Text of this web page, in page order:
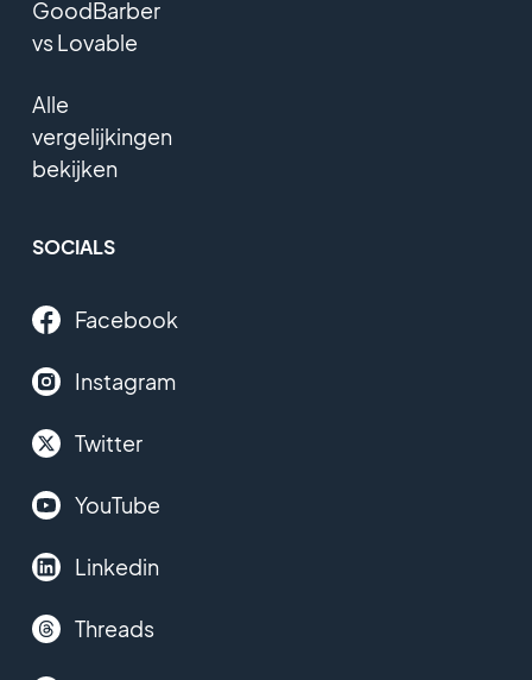
GoodBarber
vs Lovable
Alle
vergelijkingen
bekijken
SOCIALS
Facebook
Instagram
Twitter
YouTube
Linkedin
Threads